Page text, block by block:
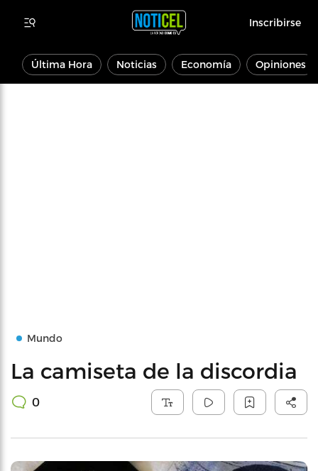
Inscribirse
Última Hora Noticias Economía Opiniones
Mundo
La camiseta de la discordia
0